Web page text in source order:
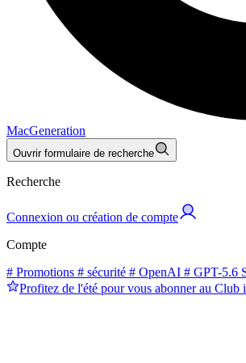
MacGeneration
Ouvrir formulaire de recherche
Recherche
Connexion ou création de compte
Compte
# Promotions # sécurité # OpenAI # GPT-5.6
Profitez de l'été pour vous abonner au Club